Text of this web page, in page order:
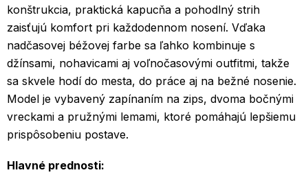
konštrukcia, praktická kapucňa a pohodlný strih
zaisťujú komfort pri každodennom nosení. Vďaka
nadčasovej béžovej farbe sa ľahko kombinuje s
džínsami, nohavicami aj voľnočasovými outfitmi, takže
sa skvele hodí do mesta, do práce aj na bežné nosenie.
Model je vybavený zapínaním na zips, dvoma bočnými
vreckami a pružnými lemami, ktoré pomáhajú lepšiemu
prispôsobeniu postave.
Hlavné prednosti: